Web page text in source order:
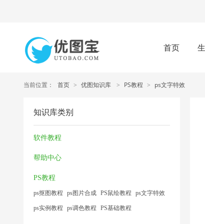
首页
当前位置： 首页 > 优图知识库 > PS教程 > ps文字特效
知识库类别
软件教程
帮助中心
PS教程
ps抠图教程 ps图片合成 PS鼠绘教程 ps文字特效
ps实例教程 ps调色教程 PS基础教程